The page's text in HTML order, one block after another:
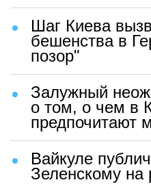
Шаг Киева
бешенства в
позор"
Залужный
о том, о чем в
предпочитают
Вайкуле
Зеленскому на